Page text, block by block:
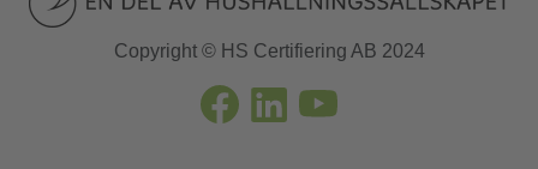
Copyright © HS Certifiering AB 2024